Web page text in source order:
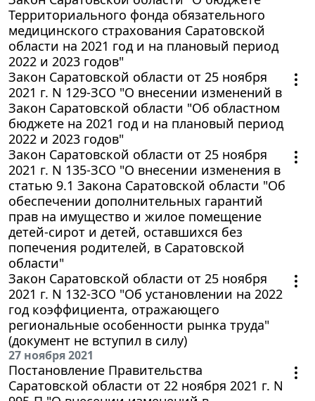
Территориального фонда обязательного
медицинского страхования Саратовской
области на 2021 год и на плановый период
2022 и 2023 годов"
Закон Саратовской области от 25 ноября
2021 г. N 129-ЗСО "О внесении изменений в
Закон Саратовской области "Об областном
бюджете на 2021 год и на плановый период
2022 и 2023 годов"
Закон Саратовской области от 25 ноября
2021 г. N 135-ЗСО "О внесении изменения в
статью 9.1 Закона Саратовской области "Об
обеспечении дополнительных гарантий
прав на имущество и жилое помещение
детей-сирот и детей, оставшихся без
попечения родителей, в Саратовской
области"
Закон Саратовской области от 25 ноября
2021 г. N 132-ЗСО "Об установлении на 2022
год коэффициента, отражающего
региональные особенности рынка труда"
(документ не вступил в силу)
27 ноября 2021
Постановление Правительства
Саратовской области от 22 ноября 2021 г. N